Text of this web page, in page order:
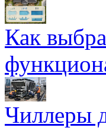
Как
Чиллеры